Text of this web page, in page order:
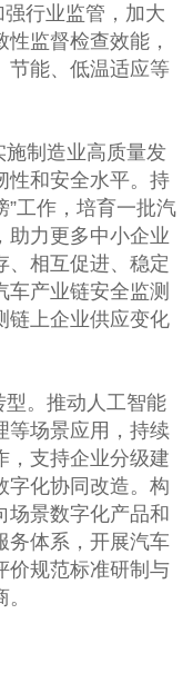
行业监管，加大
监督检查效能，
节能、低温适应等
制造业高质量发
性和安全水平。持
”工作，培育一批汽
助力更多中小企业
、相互促进、稳定
车产业链安全监测
链上企业供应变化
。推动人工智能
等场景应用，持续
，支持企业分级建
字化协同改造。构
场景数字化产品和
务体系，开展汽车
价规范标准研制与